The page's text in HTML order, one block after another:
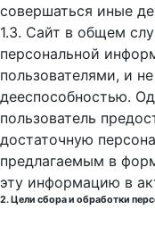
совершаться иные
1.3. Сайт в общем
персональной
пользователями, и
дееспособностью.
пользователь
достаточную
предлагаемым в
эту информацию в
2. Цели сбора и обработки